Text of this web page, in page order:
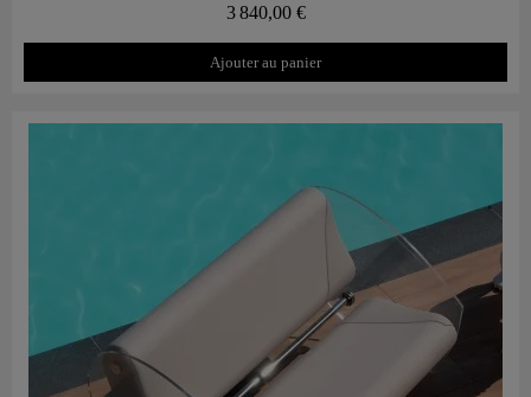
3 840,00 €
Ajouter au panier